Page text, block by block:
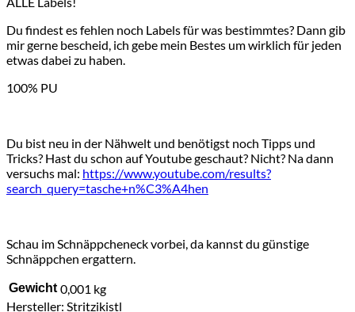
Du findest es fehlen noch Labels für was bestimmtes? Dann gib
mir gerne bescheid, ich gebe mein Bestes um wirklich für jeden
etwas dabei zu haben.
100% PU
Du bist neu in der Nähwelt und benötigst noch Tipps und
Tricks? Hast du schon auf Youtube geschaut? Nicht? Na dann
versuchs mal: https://www.youtube.com/results?
search_query=tasche+n%C3%A4hen
Schau im Schnäppcheneck vorbei, da kannst du günstige
Schnäppchen ergattern.
Gewicht 0,001 kg
Hersteller: Stritzikistl